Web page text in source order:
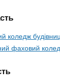
коледж
фаховий